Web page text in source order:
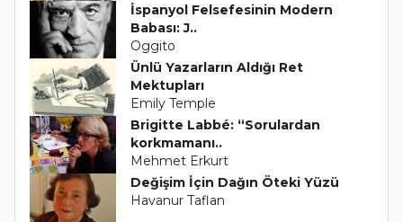
İspanyol Felsefesinin Modern
Babası: J..
Oggito
Ünlü Yazarların Aldığı Ret
Mektupları
Emily Temple
Brigitte Labbé: “Sorulardan
korkmamanı..
Mehmet Erkurt
Değişim İçin Dağın Öteki Yüzü
Havanur Taflan